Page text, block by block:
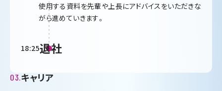
使用する資料を先輩や上長にアドバイスをいただきな
がら進めていきます。
18:25退社
03.キャリア